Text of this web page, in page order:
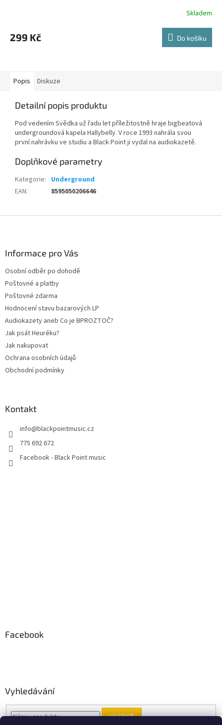
Skladem
299 Kč Do košíku
Popis Diskuze
Detailní popis produktu
Pod vedením Svědka už řadu let příležitostně hraje bigbeatová
undergroundová kapela Hallybelly. V roce 1993 nahrála svou
první nahrávku ve studiu a Black Point ji vydal na audiokazetě.
Doplňkové parametry
Kategorie: Underground
EAN: 8595050206646
Informace pro Vás
Osobní odběr po dohodě
Poštovné a platby
Poštovné zdarma
Hodnocení stavu bazarových LP
Audiokazety aneb Co je BPROZTOČ?
Jak psát Heuréku?
Jak nakupovat
Ochrana osobních údajů
Obchodní podmínky
Kontakt
info@blackpointmusic.cz
775 692 672
Facebook - Black Point music
Facebook
Vyhledávání
HLEDAT